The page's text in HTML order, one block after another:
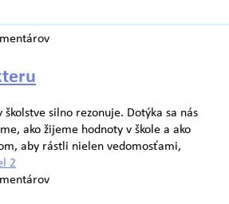
silno rezonuje. Dotýka sa nás
ako žijeme hodnoty v škole a ako
aby rástli nielen vedomosťami,